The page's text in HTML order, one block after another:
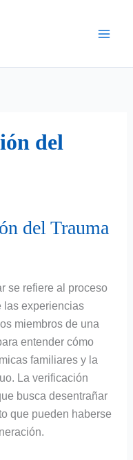
del
del Trauma
se refiere al proceso
las experiencias
miembros de una
entender cómo
familiares y la
La verificación
busca desentrañar
que pueden haberse